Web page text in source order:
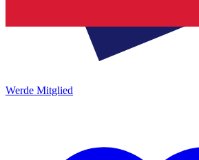
Werde Mitglied